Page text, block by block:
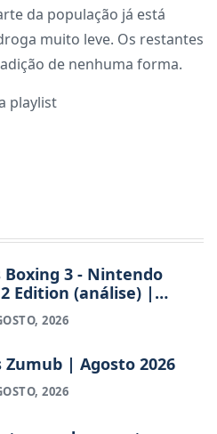
da população já está
muito leve. Os restantes
de nenhuma forma.
playlist
Boxing 3 - Nintendo
Edition (análise) |
refinados, mas ainda
ritmo2026
Zumub | Agosto 2026
2026